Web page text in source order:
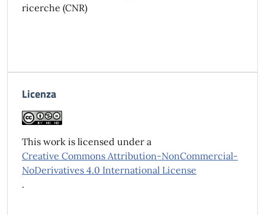
ricerche (CNR)
Licenza
This work is licensed under a
Creative Commons Attribution-NonCommercial-
NoDerivatives 4.0 International License
.